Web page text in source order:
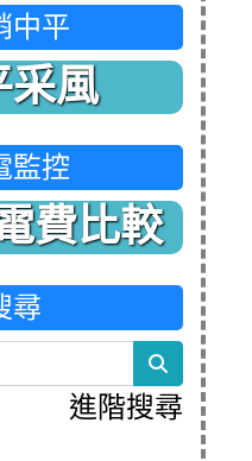
中平
采風
監控
費比較
尋
search
進階搜尋